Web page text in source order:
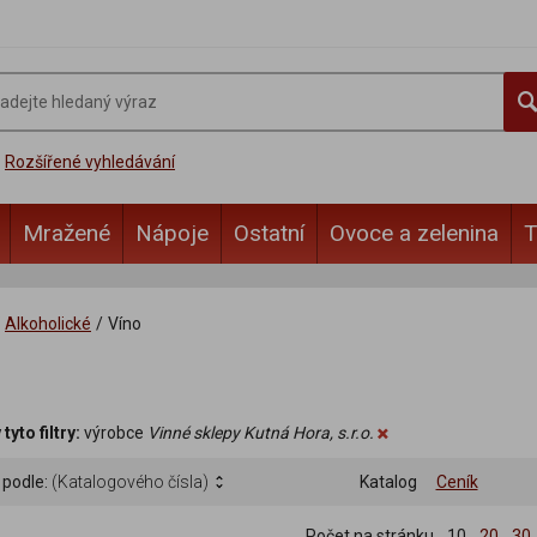
Rozšířené vyhledávání
Mražené Nápoje Ostatní Ovoce a zelenina
Alkoholické / Víno
tyto filtry: výrobce Vinné sklepy Kutná Hora, s.r.o.
(Katalogového čísla) Katalog Ceník